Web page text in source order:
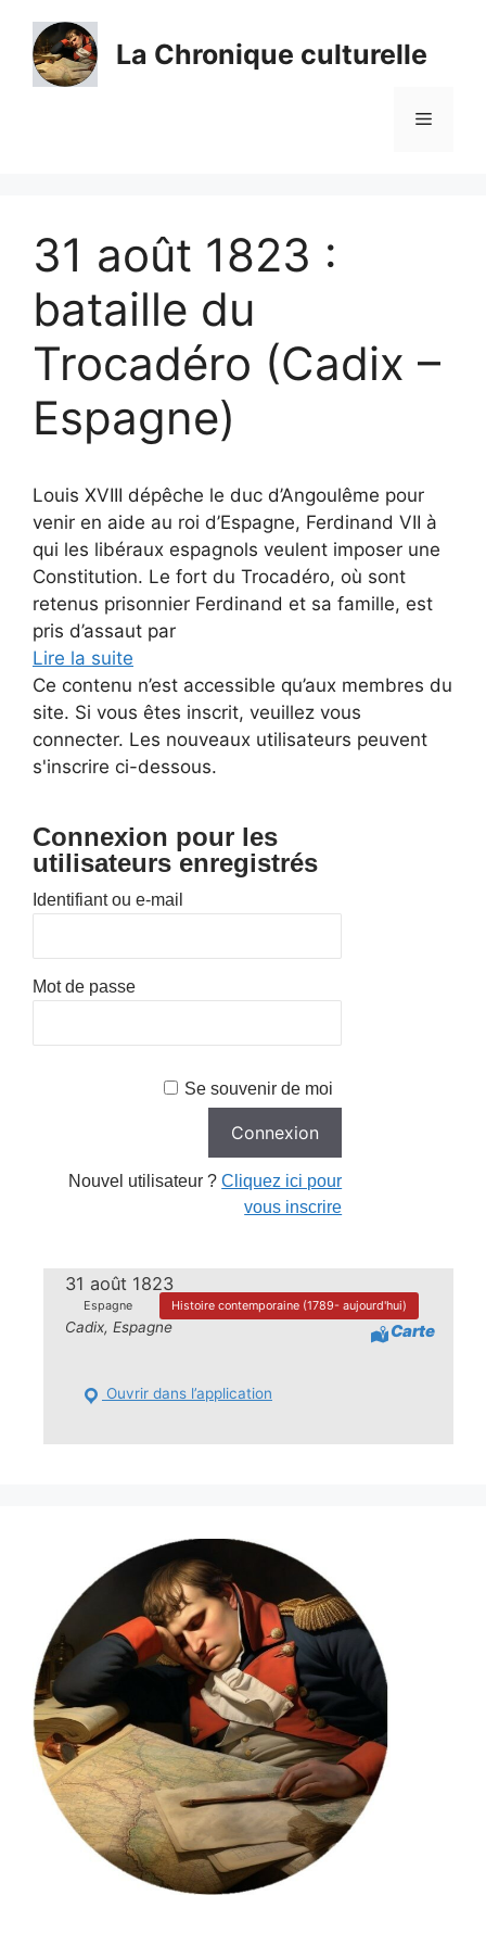
contenu
La Chronique culturelle
Menu
31 août 1823 :
bataille du
Trocadéro (Cadix –
Espagne)
Louis XVIII dépêche le duc d’Angoulême pour
venir en aide au roi d’Espagne, Ferdinand VII à
qui les libéraux espagnols veulent imposer une
Constitution. Le fort du Trocadéro, où sont
retenus prisonnier Ferdinand et sa famille, est
pris d’assaut par
Lire la suite
Ce contenu n’est accessible qu’aux membres du
site. Si vous êtes inscrit, veuillez vous
connecter. Les nouveaux utilisateurs peuvent
s'inscrire ci-dessous.
Connexion pour les
utilisateurs enregistrés
Identifiant ou e-mail
Mot de passe
Se souvenir de moi
Nouvel utilisateur ?Cliquez ici pour
vous inscrire
31 août 1823
Espagne Histoire contemporaine (1789- aujourd'hui)
Cadix, Espagne Carte
Ouvrir dans l’application